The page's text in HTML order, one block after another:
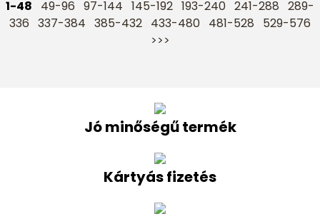
1-48 49-96 97-144 145-192 193-240 241-288 289-
336 337-384 385-432 433-480 481-528
529-576
>>>
Jó minőségű termék
Kártyás fizetés